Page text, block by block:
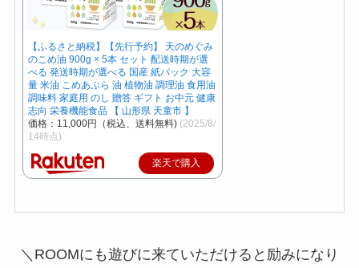
【ふるさと納税】【先行予約】 天のめぐみ
のこめ油 900g × 5本 セット 配送時期が選
べる 発送時期が選べる 国産 紙パック 大容
量 米油 こめあぶら 油 植物油 調理油 食用油
調味料 家庭用 のし 贈答 ギフト お中元 健康
志向 栄養機能食品 【 山形県 天童市 】
価格：11,000円（税込、送料無料) (2025/8/
14時点)
楽天で購入
＼ROOMにも遊びに来ていただけると励みになり